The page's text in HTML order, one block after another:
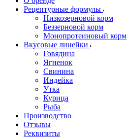
Рецептурные формулы
Низкозерновой корм
Беззерновой корм
Монопротеиновый корм
Вкусовые линейки
Говядина
Ягненок
Свинина
Индейка
Утка
Курица
Рыба
Производство
Отзывы
Реквизиты